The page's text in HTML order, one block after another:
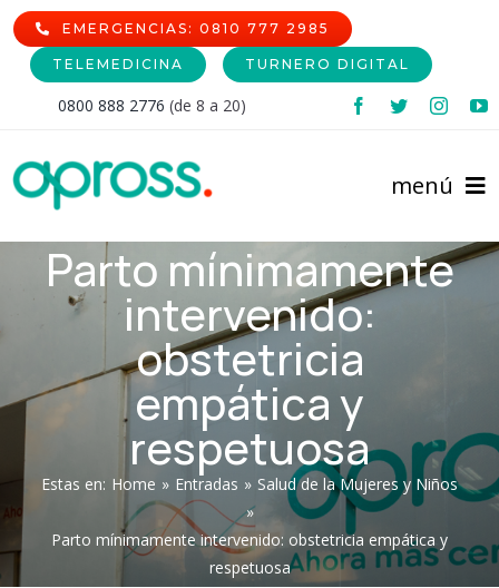
Skip
to
content
EMERGENCIAS: 0810 777 2985
TELEMEDICINA TURNERO DIGITAL
0800 888 2776 (de 8 a 20)
menú
Inicio
Comunidad Afiliada
Afiliaciones
Cartilla de Prestadores
Prestadores
Nomencladores
Acerca de APROSS
PORTAL DE AUTOGESTIÓN
Parto mínimamente
intervenido:
obstetricia
empática y
respetuosa
Estas en: Home » Entradas » Salud de la Mujeres y Niños
»
Parto mínimamente intervenido: obstetricia empática y
respetuosa